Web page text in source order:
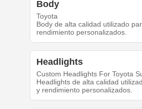
Body
Toyota
Body de alta calidad utilizado
rendimiento personalizados.
Headlights
Custom Headlights For Toyota
Headlights de alta calidad
y rendimiento personalizados.